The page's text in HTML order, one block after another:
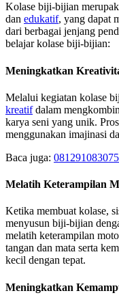
Kolase biji-bijian
dan edukatif, yang dapat
dari berbagai jenjang
belajar kolase biji-bijian:
Meningkatkan
Melalui kegiatan kolase
kreatifdalam
karya seni yang unik.
menggunakan imajinasi
Baca juga:
Melatih Keterampilan
Ketika membuat kolase,
menyusun biji-bijian
melatih keterampilan
tangan dan mata serta
kecil dengan tepat.
Meningkatkan